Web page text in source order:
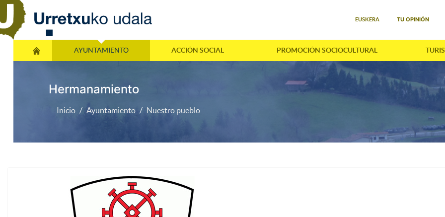
EUSKERA TU OPINIÓN
AYUNTAMIENTO ACCIÓN SOCIAL PROMOCIÓN SOCIOCULTURAL
Hermanamiento
Inicio Ayuntamiento Nuestro pueblo